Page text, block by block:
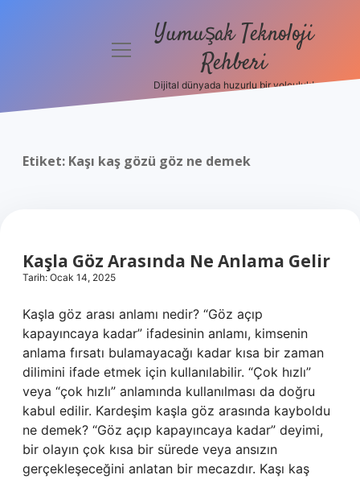
Politikası
menüyüYumuşak Teknoloji
Rehberi
Dijital dünyada huzurlu bir yolculuk!
Etiket: Kaşı kaş gözü göz ne demek
Kaşla Göz Arasında Ne Anlama Gelir
Tarih: Ocak 14, 2025
Kaşla göz arası anlamı nedir? “Göz açıp
kapayıncaya kadar” ifadesinin anlamı, kimsenin
anlama fırsatı bulamayacağı kadar kısa bir zaman
dilimini ifade etmek için kullanılabilir. “Çok hızlı”
veya “çok hızlı” anlamında kullanılması da doğru
kabul edilir. Kardeşim kaşla göz arasında kayboldu
ne demek? “Göz açıp kapayıncaya kadar” deyimi,
bir olayın çok kısa bir sürede veya ansızın
gerçekleşeceğini anlatan bir mecazdır. Kaşı kaş